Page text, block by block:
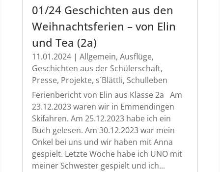
01/24 Geschichten aus den
Weihnachtsferien – von Elin
und Tea (2a)
11.01.2024| Allgemein, Ausflüge,
Geschichten aus der Schülerschaft,
Presse, Projekte, s´Blättli, Schulleben
Ferienbericht von Elin aus Klasse 2a Am
23.12.2023 waren wir in Emmendingen
Skifahren. Am 25.12.2023 habe ich ein
Buch gelesen. Am 30.12.2023 war mein
Onkel bei uns und wir haben mit Anna
gespielt. Letzte Woche habe ich UNO mit
meiner Schwester gespielt und ich...